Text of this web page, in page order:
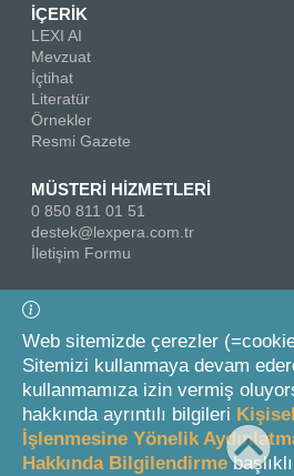
İÇERİK
LEXI AI
Mevzuat
İçtihat
Literatür
Örnekler
Resmi Gazete
MÜSTERİ HİZMETLERİ
0 850 811 01 51
destek@lexpera.com.tr
İletişim Formu
Bizi Takip Edin
© 2026 On İki Levha Yayıncılık A.Ş.
Web sitemizde çerezler
Sitemizi kullanmaya devam
kullanmamıza izin vermiş
hakkında ayrıntılı bilgileri
İşlenmesine Yönelik
Hakkında Bilgilendirme